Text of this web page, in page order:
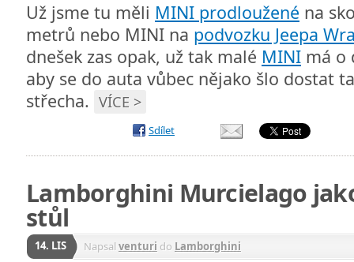
Už jsme tu měli MINI prodloužené na
metrů nebo MINI na podvozku Jeepa
dnešek zas opak, už tak malé MINI má o
aby se do auta vůbec nějako šlo dostat
střecha. VÍCE >
Sdílet
Lamborghini Murcielago
stůl
14. LIS Napsal venturi do Lamborghini